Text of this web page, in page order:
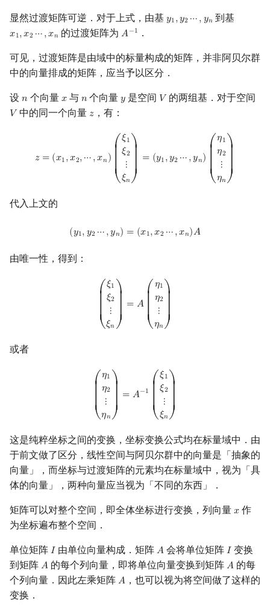
显然过渡矩阵可逆．对于上式，由基 𝑦1,𝑦2 ⋯,𝑦𝑛
y1,y2⋯, y n 到基
𝑥1,𝑥2 ⋯,𝑥𝑛
x1,x2⋯, xn 的过渡矩阵为𝐴−1
A−1 ．
可见，过渡矩阵是由域中的标量构成的矩阵，并非阿贝尔群
中的向量排成的矩阵，应当予以区分．
设 𝑛
n 个向量 𝑥
x与 𝑛
n 个向量𝑦
y 是空间 𝑉
V 的两组基．对于空间
𝑉
V 中的同一个向量𝑧
z，有：
𝑧 = (𝑥1,𝑥2,⋯,𝑥𝑛)
⎛⎜
⎜ ⎜
⎝
𝜉1
𝜉2
⋮
𝜉𝑛
⎞⎟
⎟
⎟
⎠
= (𝑦1,𝑦2 ⋯,𝑦𝑛)
⎛⎜
⎜ ⎜
⎝
𝜂1
𝜂2
⋮
𝜂𝑛
⎞⎟
⎟
⎟
⎠
⋮ξn) 2⋮ηn
代入上文的
(𝑦1,𝑦2 ⋯,𝑦𝑛) = (𝑥1,𝑥2 ⋯,𝑥𝑛)𝐴
y1, ⋯, yn )= x1,x 2⋯ n)A
由唯一性，得到：
⎛⎜
⎜ ⎜
⎝
𝜉1
𝜉2
⋮
𝜉𝑛
⎞⎟
⎟
⎟
⎠
= 𝐴
⎛⎜
⎜ ⎜
⎝
𝜂1
𝜂2
⋮
𝜂𝑛
⎞⎟
⎟
⎟
⎠
ξ2⋮ ξn 1η2⋮
或者
⎛⎜
⎜ ⎜
⎝
𝜂1
𝜂2
⋮
𝜂𝑛
⎞⎟
⎟
⎟
⎠
= 𝐴−1
⎛⎜
⎜ ⎜
⎝
𝜉1
𝜉2
⋮
𝜉𝑛
⎞⎟
⎟
⎟
⎠
η2⋮η 1ξ2⋮
这是纯粹坐标之间的变换，坐标变换公式均在标量域中．由
于前文做了区分，线性空间与阿贝尔群中的向量是「抽象的
向量」，而坐标与过渡矩阵的元素均在标量域中，视为「具
体的向量」，两种向量应当视为「不同的东西」．
矩阵可以对整个空间，即全体坐标进行变换，列向量 𝑥
x 作
为坐标遍布整个空间．
单位矩阵 𝐼
I由单位向量构成．矩阵 𝐴
A会将单位矩阵 𝐼
I变换
到矩阵 𝐴
A 的每个列向量，即将单位向量变换到矩阵 𝐴
A 的每
个列向量．因此左乘矩阵 𝐴
A ，也可以视为将空间做了这样的
变换．